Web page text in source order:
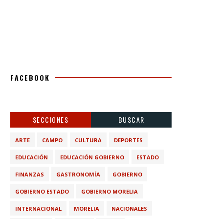
FACEBOOK
SECCIONES BUSCAR
ARTE CAMPO CULTURA DEPORTES
EDUCACIÓN EDUCACIÓN GOBIERNO ESTADO
FINANZAS GASTRONOMÍA GOBIERNO
GOBIERNO ESTADO GOBIERNO MORELIA
INTERNACIONAL MORELIA NACIONALES